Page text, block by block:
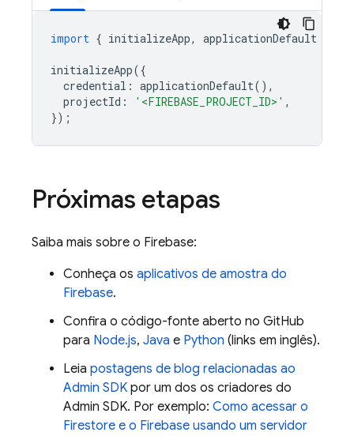
import { initializeApp, applicationDefault
initializeApp({
credential : applicationDefault(),
projectId : '<FIREBASE_PROJECT_ID>' ,
});
Próximas etapas
Saiba mais sobre o Firebase:
Conheça os aplicativos de amostra do
Firebase.
Confira o código-fonte aberto no GitHub
para Node.js, Java e Python (links em inglês).
Leia postagens de blog relacionadas ao
Admin SDK por um dos os criadores do
Admin SDK. Por exemplo: Como acessar o
Firestore e o Firebase usando um servidor